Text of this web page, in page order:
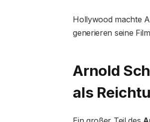
Hollywood machte
generieren seine
Arnold
als